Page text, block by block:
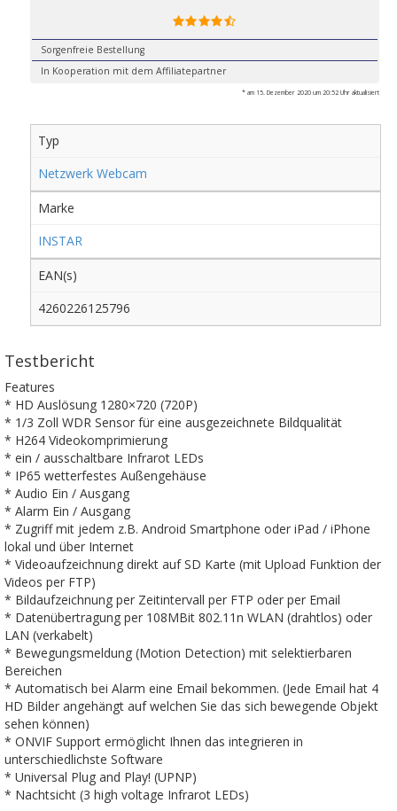
Sorgenfreie Bestellung
In Kooperation mit dem Affiliatepartner
* am 15. Dezember 2020 um 20:52 Uhr aktualisiert
Typ
Netzwerk Webcam
Marke
INSTAR
EAN(s)
4260226125796
Testbericht
Features
* HD Auslösung 1280×720 (720P)
* 1/3 Zoll WDR Sensor für eine ausgezeichnete Bildqualität
* H264 Videokomprimierung
* ein / ausschaltbare Infrarot LEDs
* IP65 wetterfestes Außengehäuse
* Audio Ein / Ausgang
* Alarm Ein / Ausgang
* Zugriff mit jedem z.B. Android Smartphone oder iPad / iPhone
lokal und über Internet
* Videoaufzeichnung direkt auf SD Karte (mit Upload Funktion der
Videos per FTP)
* Bildaufzeichnung per Zeitintervall per FTP oder per Email
* Datenübertragung per 108MBit 802.11n WLAN (drahtlos) oder
LAN (verkabelt)
* Bewegungsmeldung (Motion Detection) mit selektierbaren
Bereichen
* Automatisch bei Alarm eine Email bekommen. (Jede Email hat 4
HD Bilder angehängt auf welchen Sie das sich bewegende Objekt
sehen können)
* ONVIF Support ermöglicht Ihnen das integrieren in
unterschiedlichste Software
* Universal Plug and Play! (UPNP)
* Nachtsicht (3 high voltage Infrarot LEDs)